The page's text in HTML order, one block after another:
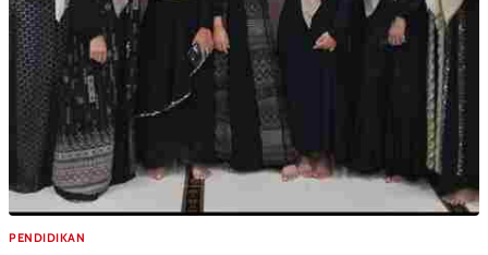
PENDIDIKAN